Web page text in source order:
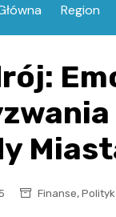
Region
Finanse,